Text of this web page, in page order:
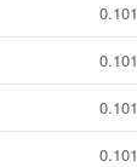
0.101
0.101
0.101
0.101